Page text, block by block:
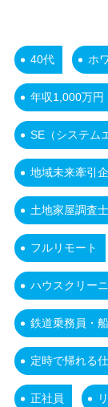
40代 ホ
年収1,000万円
SE（システム
地域未来牽引
土地家屋調査士
フルリモート
ハウスクリー
鉄道乗務員・
定時で帰れる
正社員